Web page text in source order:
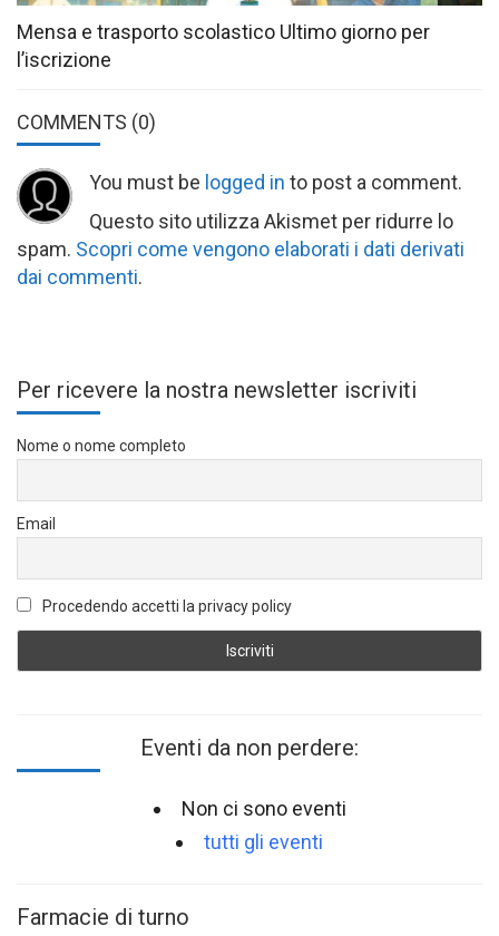
Mensa e trasporto scolastico Ultimo giorno per
l’iscrizione
COMMENTS (0)
You must be logged in to post a comment.
Questo sito utilizza Akismet per ridurre lo
spam. Scopri come vengono elaborati i dati derivati
dai commenti.
Per ricevere la nostra newsletter iscriviti
Nome o nome completo
Email
Procedendo accetti la privacy policy
Eventi da non perdere:
Non ci sono eventi
tutti gli eventi
Farmacie di turno